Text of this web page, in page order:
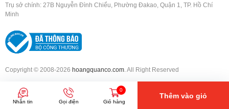
Trụ sở chính: 27B Nguyễn Đình Chiểu, Phường Đakao, Quận 1, TP. Hồ Chí
Minh
Copyright © 2008-2026 hoangquanco.com . All Right Reserved
Nhắn tin Gọi điện
0
Giỏ hàng
Thêm vào giỏ